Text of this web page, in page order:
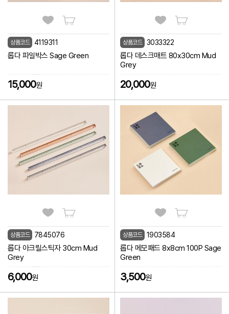
상품코드 4119311
롭다 파일박스 Sage Green
15,000원
상품코드 3033322
롭다 데스크매트 80x30cm Mud
Grey
20,000원
상품코드 7845076
롭다 아크릴스틱자 30cm Mud
Grey
6,000원
상품코드 1903584
롭다 메모패드 8x8cm 100P Sage
Green
3,500원